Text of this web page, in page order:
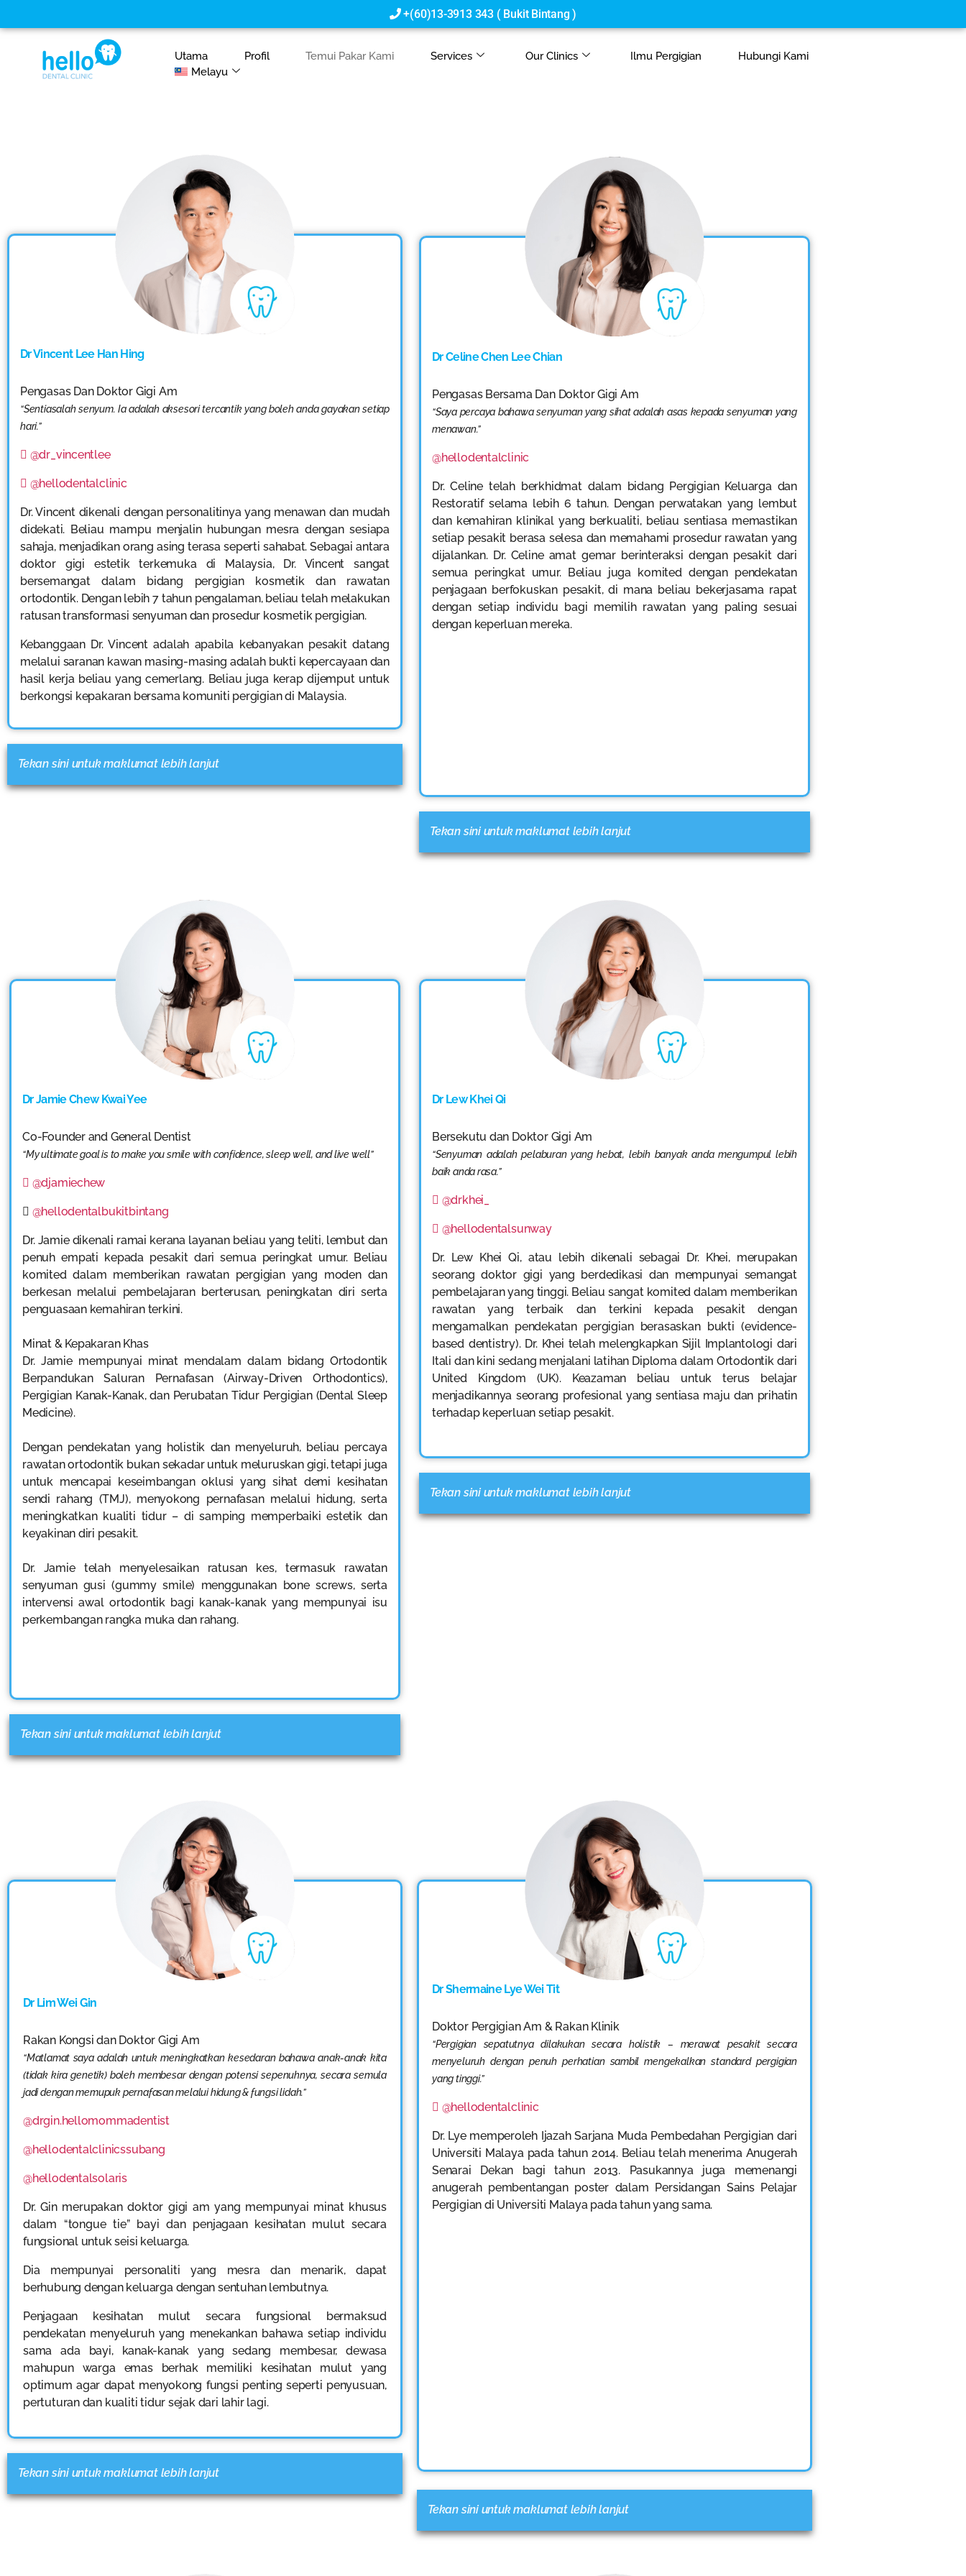
Utama Profil Temui Pakar Kami Services Our Clinics Ilmu Pergigian
Hubungi Kami
Melayu
Dr Vincent Lee Han Hing
Pengasas Dan Doktor Gigi Am
“Sentiasalah senyum. Ia adalah aksesori tercantik yang boleh anda gayakan setiap
hari.”
@dr_vincentlee
@hellodentalclinic
Dr. Vincent dikenali dengan personalitinya yang menawan dan mudah
didekati. Beliau mampu menjalin hubungan mesra dengan sesiapa
sahaja, menjadikan orang asing terasa seperti sahabat. Sebagai antara
doktor gigi estetik terkemuka di Malaysia, Dr. Vincent sangat
bersemangat dalam bidang pergigian kosmetik dan rawatan
ortodontik. Dengan lebih 7 tahun pengalaman, beliau telah melakukan
ratusan transformasi senyuman dan prosedur kosmetik pergigian.
Kebanggaan Dr. Vincent adalah apabila kebanyakan pesakit datang
melalui saranan kawan masing-masing adalah bukti kepercayaan dan
hasil kerja beliau yang cemerlang. Beliau juga kerap dijemput untuk
berkongsi kepakaran bersama komuniti pergigian di Malaysia.
Tekan sini untuk maklumat lebih lanjut
Dr Celine Chen Lee Chian
Pengasas Bersama Dan Doktor Gigi Am
“Saya percaya bahawa senyuman yang sihat adalah asas kepada senyuman yang
menawan.”
@hellodentalclinic
Dr. Celine telah berkhidmat dalam bidang Pergigian Keluarga dan
Restoratif selama lebih 6 tahun. Dengan perwatakan yang lembut
dan kemahiran klinikal yang berkualiti, beliau sentiasa memastikan
setiap pesakit berasa selesa dan memahami prosedur rawatan yang
dijalankan. Dr. Celine amat gemar berinteraksi dengan pesakit dari
semua peringkat umur. Beliau juga komited dengan pendekatan
penjagaan berfokuskan pesakit, di mana beliau bekerjasama rapat
dengan setiap individu bagi memilih rawatan yang paling sesuai
dengan keperluan mereka.
Tekan sini untuk maklumat lebih lanjut
Dr Jamie Chew Kwai Yee
Co-Founder and General Dentist
“My ultimate goal is to make you smile with confidence, sleep well, and live well”
@djamiechew
@hellodentalbukitbintang
Dr. Jamie dikenali ramai kerana layanan beliau yang teliti, lembut dan
penuh empati kepada pesakit dari semua peringkat umur. Beliau
komited dalam memberikan rawatan pergigian yang moden dan
berkesan melalui pembelajaran berterusan, peningkatan diri serta
penguasaan kemahiran terkini.
Minat & Kepakaran Khas
Dr. Jamie mempunyai minat mendalam dalam bidang Ortodontik
Berpandukan Saluran Pernafasan (Airway-Driven Orthodontics),
Pergigian Kanak-Kanak, dan Perubatan Tidur Pergigian (Dental Sleep
Medicine).
Dengan pendekatan yang holistik dan menyeluruh, beliau percaya
rawatan ortodontik bukan sekadar untuk meluruskan gigi, tetapi juga
untuk mencapai keseimbangan oklusi yang sihat demi kesihatan
sendi rahang (TMJ), menyokong pernafasan melalui hidung, serta
meningkatkan kualiti tidur – di samping memperbaiki estetik dan
keyakinan diri pesakit.
Dr. Jamie telah menyelesaikan ratusan kes, termasuk rawatan
senyuman gusi (gummy smile) menggunakan bone screws, serta
intervensi awal ortodontik bagi kanak-kanak yang mempunyai isu
perkembangan rangka muka dan rahang.
Tekan sini untuk maklumat lebih lanjut
Dr Lew Khei Qi
Bersekutu dan Doktor Gigi Am
“Senyuman adalah pelaburan yang hebat, lebih banyak anda mengumpul lebih
baik anda rasa.”
@drkhei_
@hellodentalsunway
Dr. Lew Khei Qi, atau lebih dikenali sebagai Dr. Khei, merupakan
seorang doktor gigi yang berdedikasi dan mempunyai semangat
pembelajaran yang tinggi. Beliau sangat komited dalam memberikan
rawatan yang terbaik dan terkini kepada pesakit dengan
mengamalkan pendekatan pergigian berasaskan bukti (evidence-
based dentistry). Dr. Khei telah melengkapkan Sijil Implantologi dari
Itali dan kini sedang menjalani latihan Diploma dalam Ortodontik dari
United Kingdom (UK). Keazaman beliau untuk terus belajar
menjadikannya seorang profesional yang sentiasa maju dan prihatin
terhadap keperluan setiap pesakit.
Tekan sini untuk maklumat lebih lanjut
Dr Lim Wei Gin
Rakan Kongsi dan Doktor Gigi Am
“Matlamat saya adalah untuk meningkatkan kesedaran bahawa anak-anak kita
(tidak kira genetik) boleh membesar dengan potensi sepenuhnya, secara semula
jadi dengan memupuk pernafasan melalui hidung & fungsi lidah.”
@drgin.hellomommadentist
@hellodentalclinicssubang
@hellodentalsolaris
Dr. Gin merupakan doktor gigi am yang mempunyai minat khusus
dalam “tongue tie” bayi dan penjagaan kesihatan mulut secara
fungsional untuk seisi keluarga.
Dia mempunyai personaliti yang mesra dan menarik, dapat
berhubung dengan keluarga dengan sentuhan lembutnya.
Penjagaan kesihatan mulut secara fungsional bermaksud
pendekatan menyeluruh yang menekankan bahawa setiap individu
sama ada bayi, kanak-kanak yang sedang membesar, dewasa
mahupun warga emas berhak memiliki kesihatan mulut yang
optimum agar dapat menyokong fungsi penting seperti penyusuan,
pertuturan dan kualiti tidur sejak dari lahir lagi.
Tekan sini untuk maklumat lebih lanjut
Dr Shermaine Lye Wei Tit
Doktor Pergigian Am & Rakan Klinik
“Pergigian sepatutnya dilakukan secara holistik – merawat pesakit secara
menyeluruh dengan penuh perhatian sambil mengekalkan standard pergigian
yang tinggi.”
@hellodentalclinic
Dr. Lye memperoleh Ijazah Sarjana Muda Pembedahan Pergigian dari
Universiti Malaya pada tahun 2014. Beliau telah menerima Anugerah
Senarai Dekan bagi tahun 2013. Pasukannya juga memenangi
anugerah pembentangan poster dalam Persidangan Sains Pelajar
Pergigian di Universiti Malaya pada tahun yang sama.
Tekan sini untuk maklumat lebih lanjut